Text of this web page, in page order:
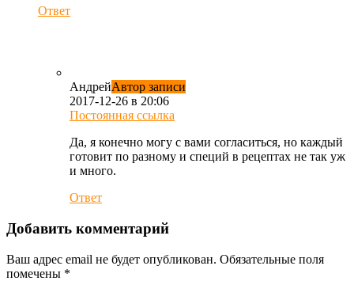
Ответ
АндрейАвтор записи
2017-12-26 в 20:06
Постоянная ссылка
Да, я конечно могу с вами согласиться, но каждый
готовит по разному и специй в рецептах не так уж
и много.
Ответ
Добавить комментарий
Ваш адрес email не будет опубликован. Обязательные поля
помечены *